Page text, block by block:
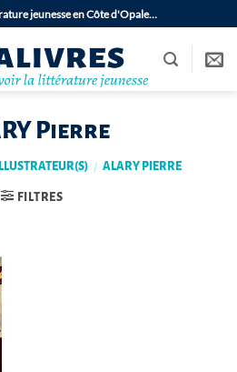
jeunesse en Côte d'Opale…
Pierre
/ ALARY PIERRE
FILTRES